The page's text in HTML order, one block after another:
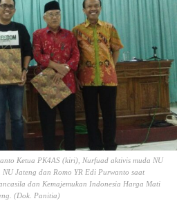
Ketua PK4AS (kiri), Nurfuad aktivis muda NU
Jateng dan Romo YR Edi Purwanto saat
dan Kemajemukan Indonesia Harga Mati
(Dok. Panitia)